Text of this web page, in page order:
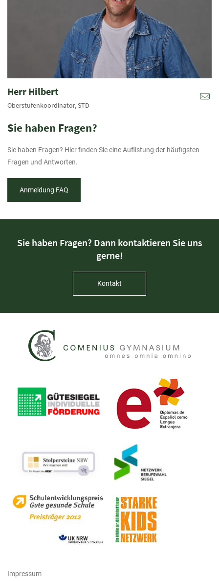
Herr Hilbert
Oberstufenkoordinator, STD
Sie haben Fragen?
Sie haben Fragen? Hier finden Sie eine Auflistung der häufigsten
Fragen und Antworten.
Anmeldung FAQ
Sie haben Fragen? Dann kontaktieren Sie uns
gerne!
Kontakt
Impressum